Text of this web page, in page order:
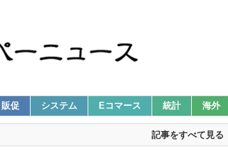
販促 システム Eコマース 統計 海外
記事をすべて見る